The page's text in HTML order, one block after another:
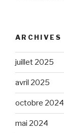
ARCHIVES
juillet 2025
avril 2025
octobre 2024
mai 2024